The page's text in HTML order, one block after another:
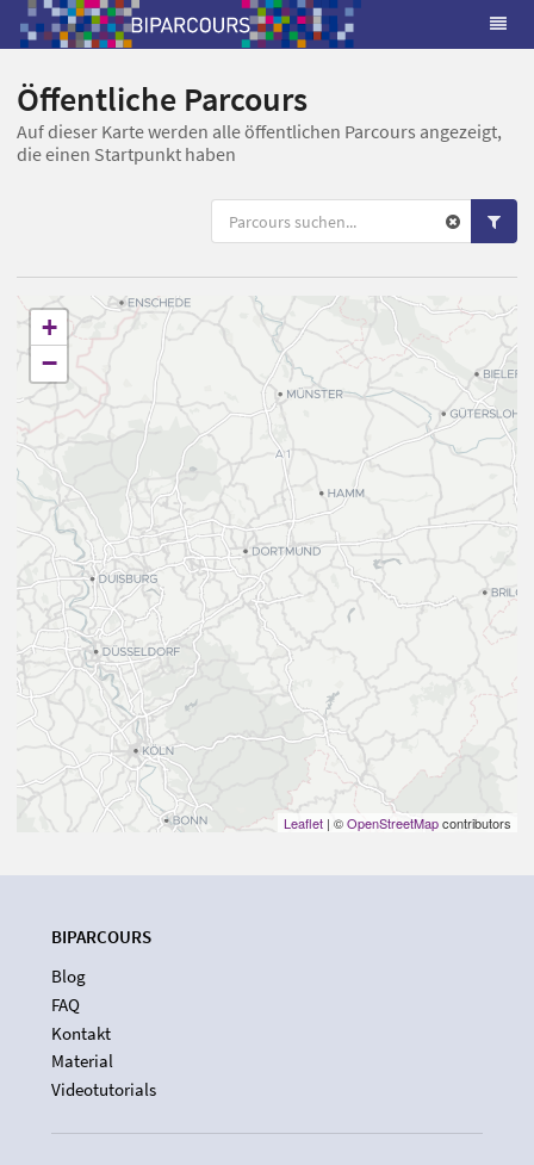
Öffentliche Parcours
Auf dieser Karte werden alle öffentlichen Parcours angezeigt,
die einen Startpunkt haben
+
−
Leaflet | ©OpenStreetMapcontributors
BIPARCOURS
Blog
FAQ
Kontakt
Material
Videotutorials